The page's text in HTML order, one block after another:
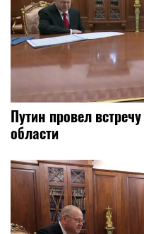
Путин провел
области